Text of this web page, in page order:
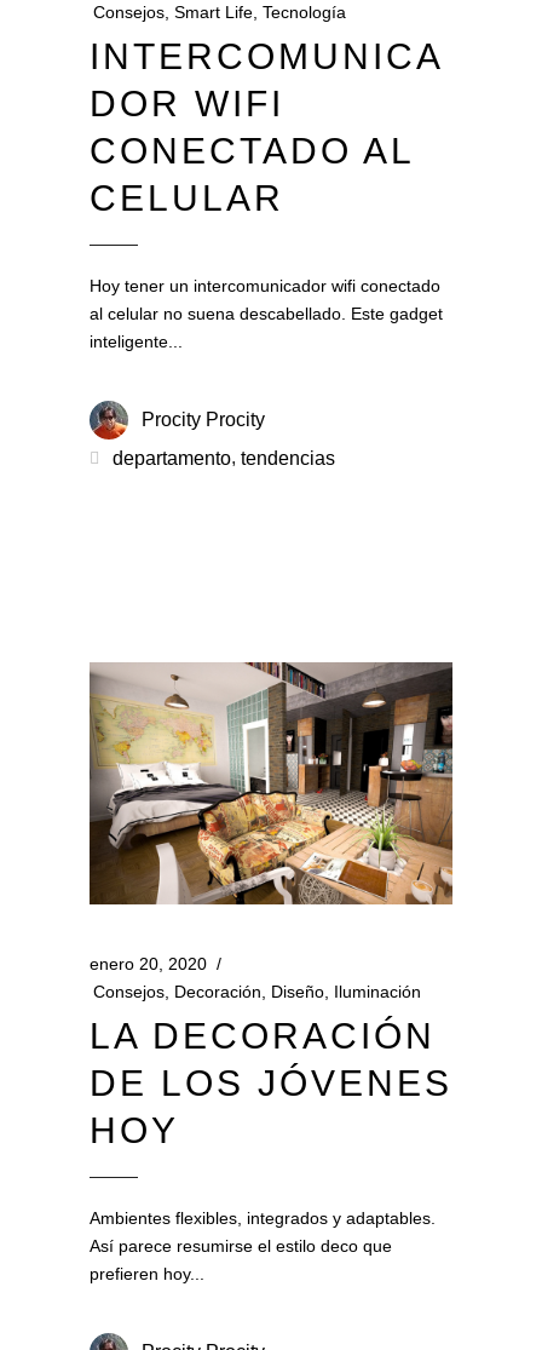
Consejos Smart Life Tecnología
INTERCOMUNICA
DOR WIFI
CONECTADO AL
CELULAR
Hoy tener un intercomunicador wifi conectado
al celular no suena descabellado. Este gadget
inteligente
Procity Procity
departamento, tendencias
enero 20, 2020
Consejos Decoración Diseño Iluminación
LA DECORACIÓN
DE LOS JÓVENES
HOY
Ambientes flexibles, integrados y adaptables.
Así parece resumirse el estilo deco que
prefieren hoy